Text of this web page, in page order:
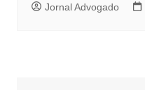
Jornal Advogado